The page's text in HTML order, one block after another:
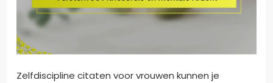
Zelfdiscipline citaten voor vrouwen kunnen je